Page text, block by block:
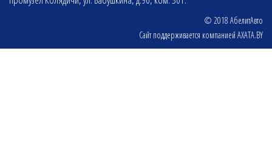
© 2018 АбелитАвто
Сайт поддерживается компанией AXATA.BY